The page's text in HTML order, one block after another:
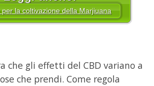
per la coltivazione della Marjiuana
che gli effetti del CBD variano a
che prendi. Come regola